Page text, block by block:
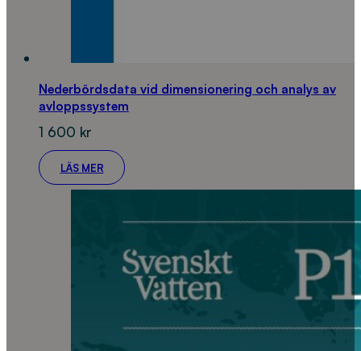
Nederbördsdata vid dimensionering och analys av
avloppssystem
1 600 kr
LÄS MER